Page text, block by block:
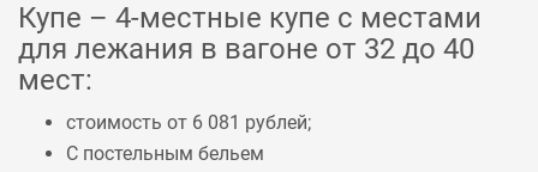
Купе – 4-местные купе с местами
для лежания в вагоне от 32 до 40
мест:
стоимость от 6 081 рублей;
С постельным бельем